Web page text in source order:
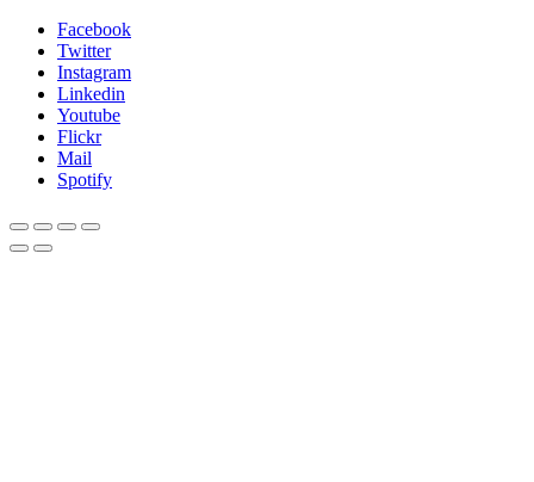
Facebook
Twitter
Instagram
Linkedin
Youtube
Flickr
Mail
Spotify